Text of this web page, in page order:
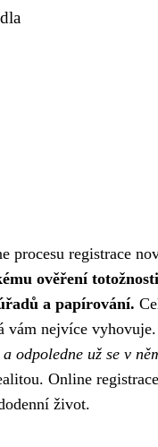
registrace
ověření
a papírování.
vám nejvíce vyhovuje.
odpoledne už se v
Online
život.